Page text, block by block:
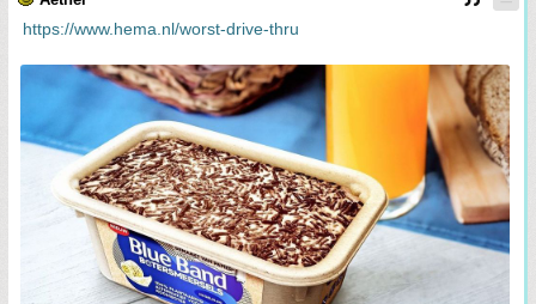
https://www.hema.nl/worst-drive-thru